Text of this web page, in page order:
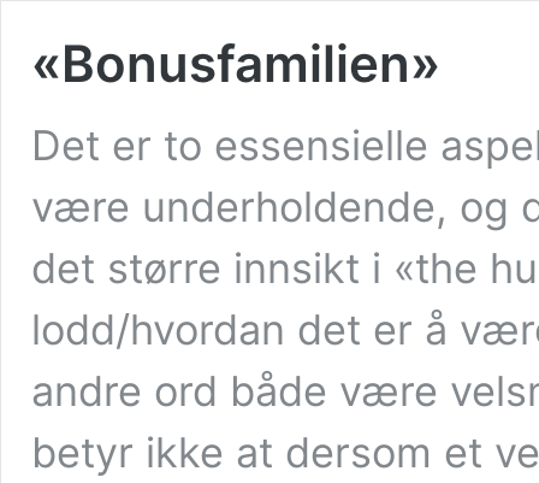
«Bonusfamilien»
Det er to essensielle
være underholdende, og
det større innsikt i «the
lodd/hvordan det er å
andre ord både være
betyr ikke at dersom et